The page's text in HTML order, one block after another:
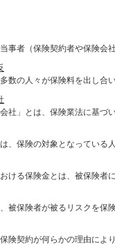
事者（保険契約者や保険会
数の人々が保険料を出し合
会社」とは、保険業法に基づ
、保険の対象となっている
ける保険金とは、被保険者
被保険者が被るリスクを保
険契約が何らかの理由によ